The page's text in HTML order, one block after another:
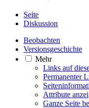
Seite
Diskussion
Beobachten
Versionsgeschichte
Mehr
Links auf
Permanenter
Attribute
Ganze Seite